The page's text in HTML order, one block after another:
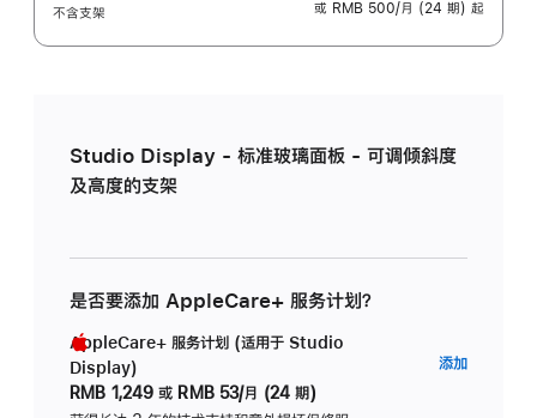
不含支架
或 RMB 500/月 (24 期) 起
Studio Display - 标准玻璃面板 - 可调倾斜度
及高度的支架
是否要添加 AppleCare+ 服务计划？
AppleCare+ 服务计划 (适用于 Studio
Display)
RMB 1,249 或 RMB 53/月 (24 期)
添加